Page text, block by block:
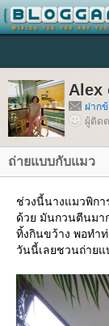
Alex
ฝาก
ผู้ติด
ถ่ายแบบกับแมว
ช่วงนี้นางแมวพิกา
ด้วย มันกวนตีนมา
ทิ้งกินขว้าง พอทำ
วันนี้เลยชวนถ่าย